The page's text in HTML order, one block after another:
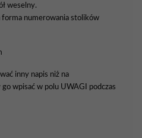
weselny.
forma numerowania stolików
inny napis niż na
wpisać w polu UWAGI podczas